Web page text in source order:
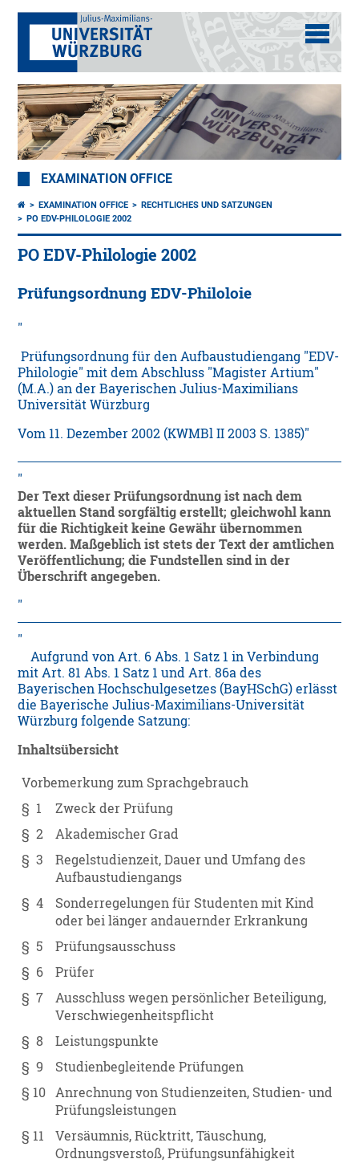
EXAMINATION OFFICE
EXAMINATION OFFICE
RECHTLICHES UND SATZUNGEN
PO EDV-PHILOLOGIE 2002
PO EDV-Philologie 2002
Prüfungsordnung EDV-Philoloie
Prüfungsordnung für den Aufbaustudiengang "EDV-
Philologie" mit dem Abschluss "Magister Artium"
(M.A.) an der Bayerischen Julius-Maximilians
Universität Würzburg
Vom 11. Dezember 2002 (KWMBl II 2003 S. 1385)
Der Text dieser Prüfungsordnung ist nach dem
aktuellen Stand sorgfältig erstellt; gleichwohl kann
für die Richtigkeit keine Gewähr übernommen
werden. Maßgeblich ist stets der Text der amtlichen
Veröffentlichung; die Fundstellen sind in der
Überschrift angegeben.
Aufgrund von Art. 6 Abs. 1 Satz 1 in Verbindung
mit Art. 81 Abs. 1 Satz 1 und Art. 86a des
Bayerischen Hochschulgesetzes (BayHSchG) erlässt
die Bayerische Julius-Maximilians-Universität
Würzburg folgende Satzung:
Inhaltsübersicht
Vorbemerkung zum Sprachgebrauch
§ 1
Zweck der Prüfung
§ 2
Akademischer Grad
§ 3
Regelstudienzeit, Dauer und Umfang des
Aufbaustudiengangs
§ 4
Sonderregelungen für Studenten mit Kind
oder bei länger andauernder Erkrankung
§ 5
Prüfungsausschuss
§ 6
Prüfer
§ 7
Ausschluss wegen persönlicher Beteiligung,
Verschwiegenheitspflicht
§ 8
Leistungspunkte
§ 9
Studienbegleitende Prüfungen
§ 10
Anrechnung von Studienzeiten, Studien- und
Prüfungsleistungen
§ 11
Versäumnis, Rücktritt, Täuschung,
Ordnungsverstoß, Prüfungsunfähigkeit